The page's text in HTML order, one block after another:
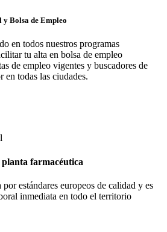
Bolsa de Empleo
en todos nuestros programas
tu alta en bolsa de empleo
de empleo vigentes y buscadores de
en todas las ciudades.
farmacéutica
estándares europeos de calidad y es
inmediata en todo el territorio